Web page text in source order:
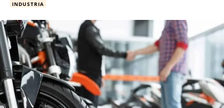
INDUSTRIA